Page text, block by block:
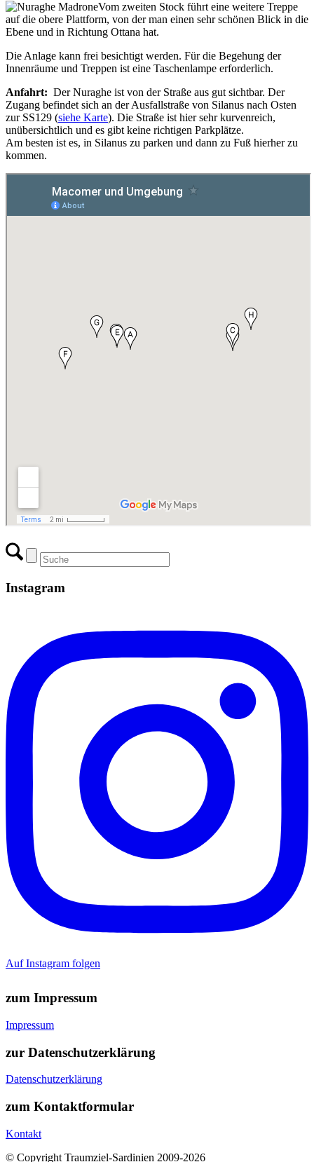
Vom zweiten Stock führt eine weitere Treppe
auf die obere Plattform, von der man einen sehr schönen Blick in die
Ebene und in Richtung Ottana hat.
Die Anlage kann frei besichtigt werden. Für die Begehung der
Innenräume und Treppen ist eine Taschenlampe erforderlich.
Anfahrt: Der Nuraghe ist von der Straße aus gut sichtbar. Der
Zugang befindet sich an der Ausfallstraße von Silanus nach Osten
zur SS129 (siehe Karte). Die Straße ist hier sehr kurvenreich,
unübersichtlich und es gibt keine richtigen Parkplätze.
Am besten ist es, in Silanus zu parken und dann zu Fuß hierher zu
kommen.
Instagram
Auf Instagram folgen
zum Impressum
Impressum
zur Datenschutzerklärung
Datenschutzerklärung
zum Kontaktformular
Kontakt
© Copyright Traumziel-Sardinien 2009-2026